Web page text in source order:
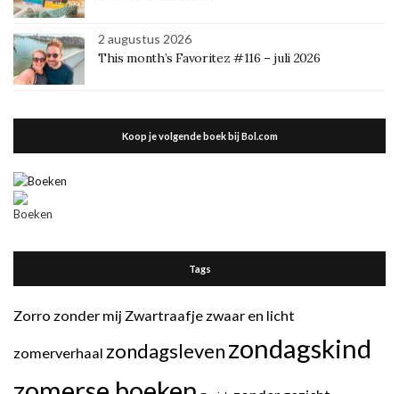
2 augustus 2026
This month’s Favoritez #116 – juli 2026
Koop je volgende boek bij Bol.com
Tags
Zorro zonder mij Zwartraafje zwaar en licht
zomerverhaal zondagslevenzondagskind